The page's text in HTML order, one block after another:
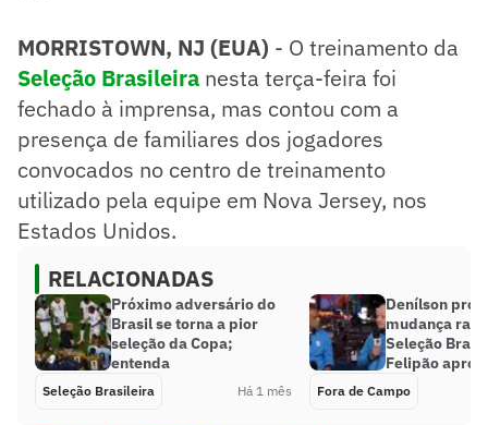
MORRISTOWN, NJ (EUA) - O treinamento da
Seleção Brasileira nesta terça-feira foi
fechado à imprensa, mas contou com a
presença de familiares dos jogadores
convocados no centro de treinamento
utilizado pela equipe em Nova Jersey, nos
Estados Unidos.
RELACIONADAS
Próximo adversário do
Brasil se torna a pior
seleção da Copa;
entenda
Seleção Brasileira Há 1 mês
Denílson
mudança
Seleção
Felipão
Fora de Campo